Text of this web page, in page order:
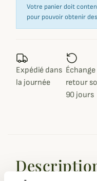
Votre panier doit
pour pouvoir obtenir
Expédié dans
la journée
retour
90 jours